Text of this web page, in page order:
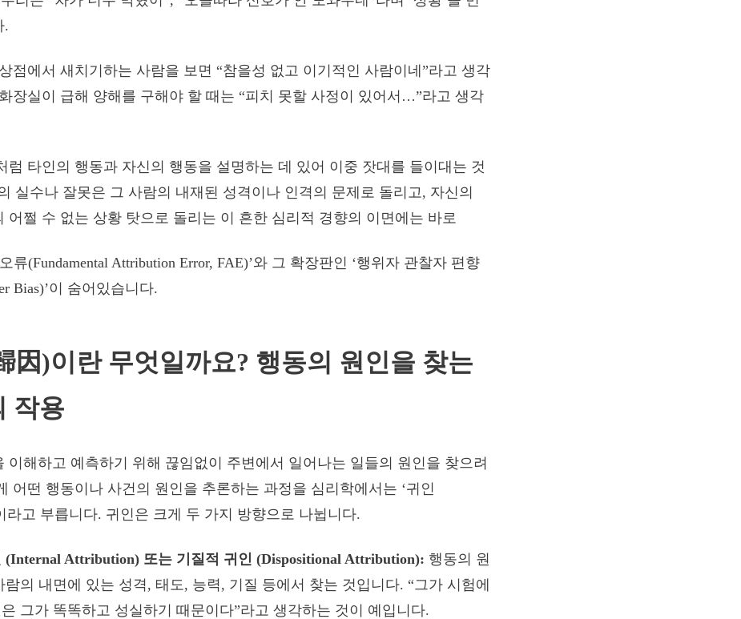
.
점에서 새치기하는 사람을 보면 “참을성 없고 이기적인 사람이네”라고 생각
장실이 급해 양해를 구해야 할 때는 “피치 못할 사정이 있어서…”라고 생각
럼 타인의 행동과 자신의 행동을 설명하는 데 있어 이중 잣대를 들이대는 것
실수나 잘못은 그 사람의 내재된 성격이나 인격의 문제로 돌리고, 자신의
어쩔 수 없는 상황 탓으로 돌리는 이 흔한 심리적 경향의 이면에는 바로
류(Fundamental Attribution Error, FAE)’와 그 확장판인 ‘행위자 관찰자 편향
Bias)’이 숨어있습니다.
因)이란 무엇일까요? 행동의 원인을 찾는
작용
이해하고 예측하기 위해 끊임없이 주변에서 일어나는 일들의 원인을 찾으려
어떤 행동이나 사건의 원인을 추론하는 과정을 심리학에서는 ‘귀인
라고 부릅니다. 귀인은 크게 두 가지 방향으로 나뉩니다.
(Internal Attribution) 또는 기질적 귀인 (Dispositional Attribution): 행동의 원
람의 내면에 있는 성격, 태도, 능력, 기질 등에서 찾는 것입니다. “그가 시험에
그가 똑똑하고 성실하기 때문이다”라고 생각하는 것이 예입니다.